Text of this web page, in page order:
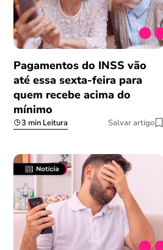
Pagamentos do INSS vão
até essa sexta-feira para
quem recebe acima do
mínimo
3 min Leitura Salvar artigo